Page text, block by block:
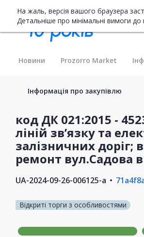
На жаль, версія вашого браузера
Детальніше про мінімальні вимоги до
Новини Prozorro Market
Інформація про закупівлю
код ДК 021:2015 -
ліній зв’язку та
залізничних
ремонт вул.Садова
UA-2024-09-26-006125-a
Відкриті торги з особливостями